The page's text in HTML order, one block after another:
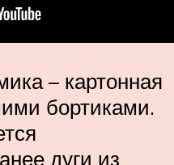
– картонная
бортиками.
дуги из